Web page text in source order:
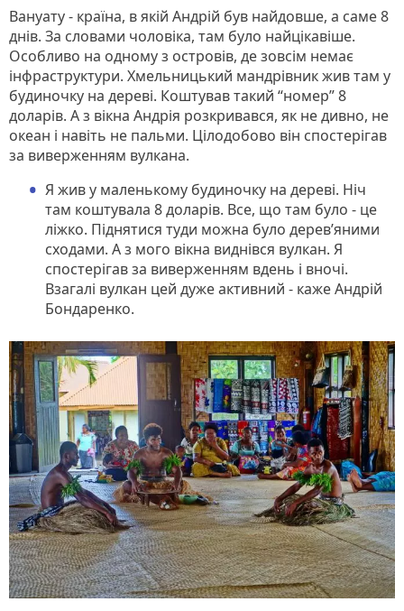
Вануату - країна, в якій Андрій був найдовше, а саме 8
днів. За словами чоловіка, там було найцікавіше.
Особливо на одному з островів, де зовсім немає
інфраструктури. Хмельницький мандрівник жив там у
будиночку на дереві. Коштував такий “номер” 8
доларів. А з вікна Андрія розкривався, як не дивно, не
океан і навіть не пальми. Цілодобово він спостерігав
за виверженням вулкана.
Я жив у маленькому будиночку на дереві. Ніч
там коштувала 8 доларів. Все, що там було - це
ліжко. Піднятися туди можна було дерев’яними
сходами. А з мого вікна виднівся вулкан. Я
спостерігав за виверженням вдень і вночі.
Взагалі вулкан цей дуже активний - каже Андрій
Бондаренко.